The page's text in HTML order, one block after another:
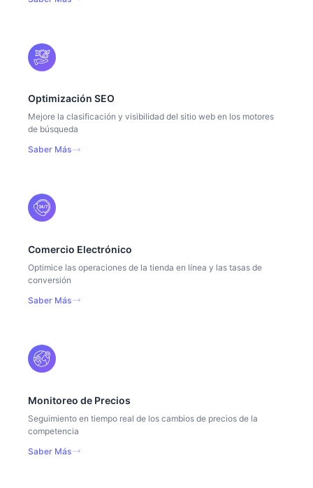
Optimización SEO
Mejore la clasificación y visibilidad del sitio web en los motores
de búsqueda
Saber Más
Comercio Electrónico
Optimice las operaciones de la tienda en línea y las tasas de
conversión
Saber Más
Monitoreo de Precios
Seguimiento en tiempo real de los cambios de precios de la
competencia
Saber Más